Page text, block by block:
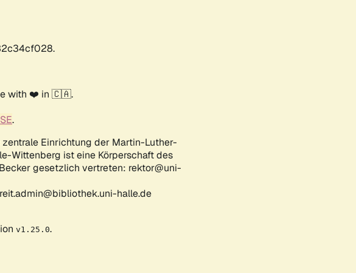
with ❤️ in 🇨🇦.
.
Einrichtung der Martin-Luther-
Wittenberg ist eine Körperschaft des
gesetzlich vertreten: rektor@uni-
halle.de
v1.25.0.